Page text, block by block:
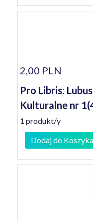
2,00 PLN
Pro Libris:
Kulturalne nr
1 produkt/y
Dodaj do Koszyka